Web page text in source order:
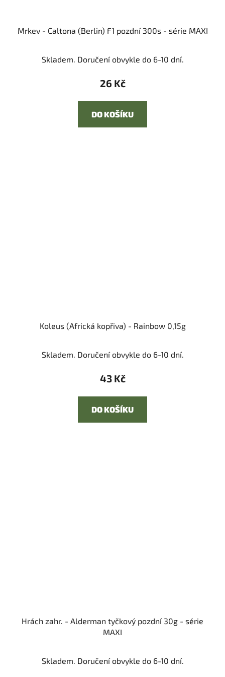
Mrkev - Caltona (Berlin) F1 pozdní 300s - série MAXI
Skladem. Doručení obvykle do 6-10 dní.
26 Kč
DO KOŠÍKU
Koleus (Africká kopřiva) - Rainbow 0,15g
Skladem. Doručení obvykle do 6-10 dní.
43 Kč
DO KOŠÍKU
Hrách zahr. - Alderman tyčkový pozdní 30g - série
MAXI
Skladem. Doručení obvykle do 6-10 dní.